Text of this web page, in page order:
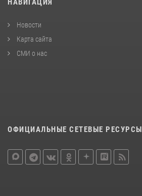
НАВИГАЦИЯ
Новости
Карта сайта
СМИ о нас
ОФИЦИАЛЬНЫЕ СЕТЕВЫЕ РЕСУРСЫ